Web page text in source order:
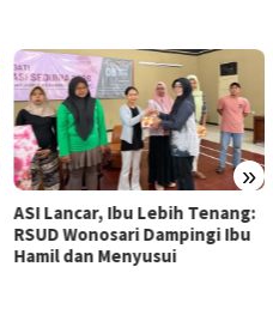
»
ASI Lancar, Ibu Lebih Tenang:
RSUD Wonosari Dampingi Ibu
Hamil dan Menyusui